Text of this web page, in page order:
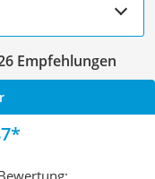
Empfehlungen